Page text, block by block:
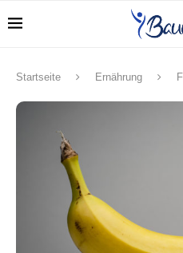
Startseite Ernährung